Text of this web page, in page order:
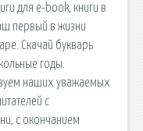
для e-book, книги в
первый в жизни
Скачай букварь
годы.
наших уважаемых
с
с окончанием